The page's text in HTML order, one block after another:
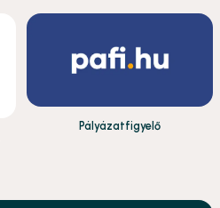
Pályázatfigyelő